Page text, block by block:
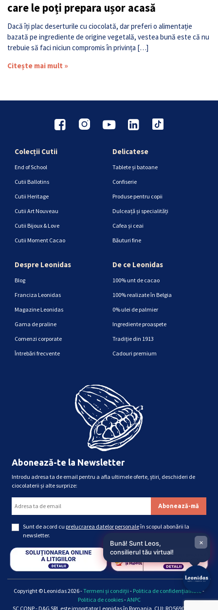
care le poți prepara ușor acasă
Dacă îți plac deserturile cu ciocolată, dar preferi o alimentație
bazată pe ingrediente de origine vegetală, vestea bună este că nu
trebuie să faci niciun compromis în privința […]
Citește mai mult »
Colecții Cutii
End of School
Cutii Ballotins
Cutii Heritage
Cutii Art Nouveau
Cutii Bijoux & Love
Cutii Moment Cacao
Delicatese
Tablete și batoane
Confiserie
Produse pentru copii
Dulceață și specialități
Cafea și ceai
Băuturi fine
Despre Leonidas
Blog
Franciza Leonidas
Magazine Leonidas
Gama de praline
Comenzi corporate
Întrebări frecvente
De ce Leonidas
100% unt de cacao
100% realizate în Belgia
0% ulei de palmier
Ingrediente proaspete
Tradiție din 1913
Cadouri premium
Abonează-te la Newsletter
Introdu adresa ta de email pentru a afla ultimele oferte, știri, deschideri de
ciocolaterii și alte surprize:
Sunt de acord cu prelucrarea datelor personaleîn scopul abonării la
newsletter.
Copyright © Leonidas 2026 -Termeni și condiții - Politica de confidențialitate -
Politica de cookies-ANPC
SC CONP - D&G SRL este importator Leonidas în Romania, CUI: RO5690661, Reg.
Bună! Sunt Leos,
consilierul tău virtual!
×